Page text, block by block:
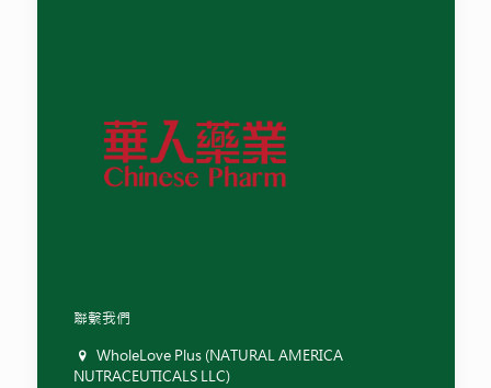
聯繫我們
WholeLove Plus (NATURAL AMERICA
NUTRACEUTICALS LLC)